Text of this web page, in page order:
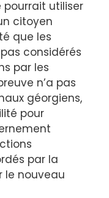
utiliser
citoyen
que les
considérés
par les
n’a pas
géorgiens,
pour
par la
le nouveau